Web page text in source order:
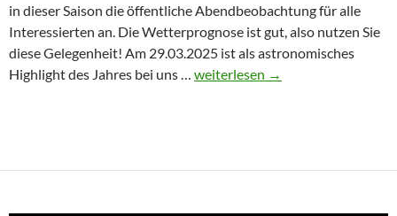
in dieser Saison die öffentliche Abendbeobachtung für alle
Interessierten an. Die Wetterprognose ist gut, also nutzen Sie
diese Gelegenheit! Am 29.03.2025 ist als astronomisches
Highlight des Jahres bei uns … Winterprogramm endet mit
weiterlesen →